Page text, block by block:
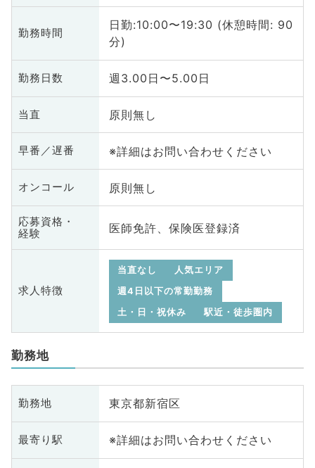
勤務時間
日勤:10:00〜19:30 (休憩時間: 90
分)
勤務日数 週3.00日〜5.00日
当直 原則無し
早番／遅番 ※詳細はお問い合わせください
オンコール 原則無し
応募資格・
経験
医師免許、保険医登録済
求人特徴
当直なし
人気エリア
週4日以下の常勤勤務
土・日・祝休み
駅近・徒歩圏内
勤務地
勤務地 東京都新宿区
最寄り駅 ※詳細はお問い合わせください